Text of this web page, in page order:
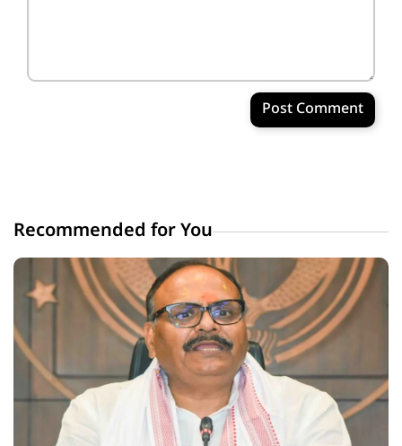
Post Comment
Recommended for You